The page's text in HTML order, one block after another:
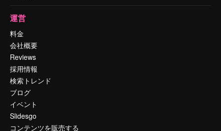
運営
料金
会社概要
Reviews
採用情報
検索トレンド
ブログ
イベント
Slidesgo
コンテンツを販売する